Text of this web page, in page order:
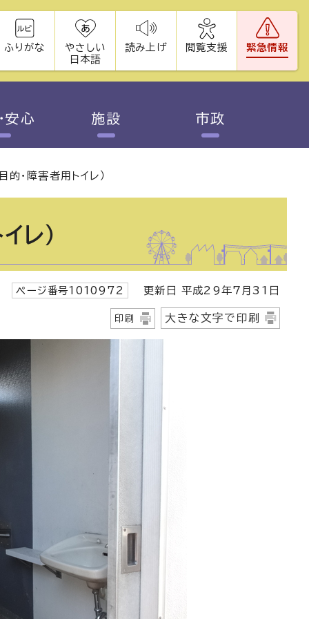
ふりがな
やさしい
日本語
読み上げ 閲覧支援 緊急情報
安心 施設 市政
・障害者用トイレ）
レ）
ページ番号1010972 更新日 平成29年7月31日
印刷 大きな文字で印刷